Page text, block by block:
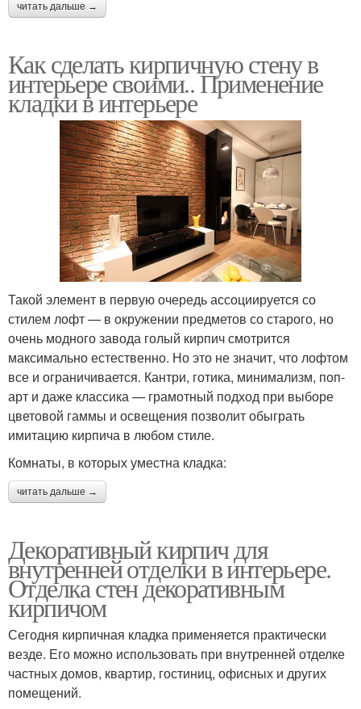
читать дальше →
Как сделать кирпичную стену в
интерьере своими.. Применение
кладки в интерьере
Такой элемент в первую очередь ассоциируется со
стилем лофт — в окружении предметов со старого, но
очень модного завода голый кирпич смотрится
максимально естественно. Но это не значит, что лофтом
все и ограничивается. Кантри, готика, минимализм, поп-
арт и даже классика — грамотный подход при выборе
цветовой гаммы и освещения позволит обыграть
имитацию кирпича в любом стиле.
Комнаты, в которых уместна кладка:
читать дальше →
Декоративный кирпич для
внутренней отделки в интерьере.
Отделка стен декоративным
кирпичом
Сегодня кирпичная кладка применяется практически
везде. Его можно использовать при внутренней отделке
частных домов, квартир, гостиниц, офисных и других
помещений.